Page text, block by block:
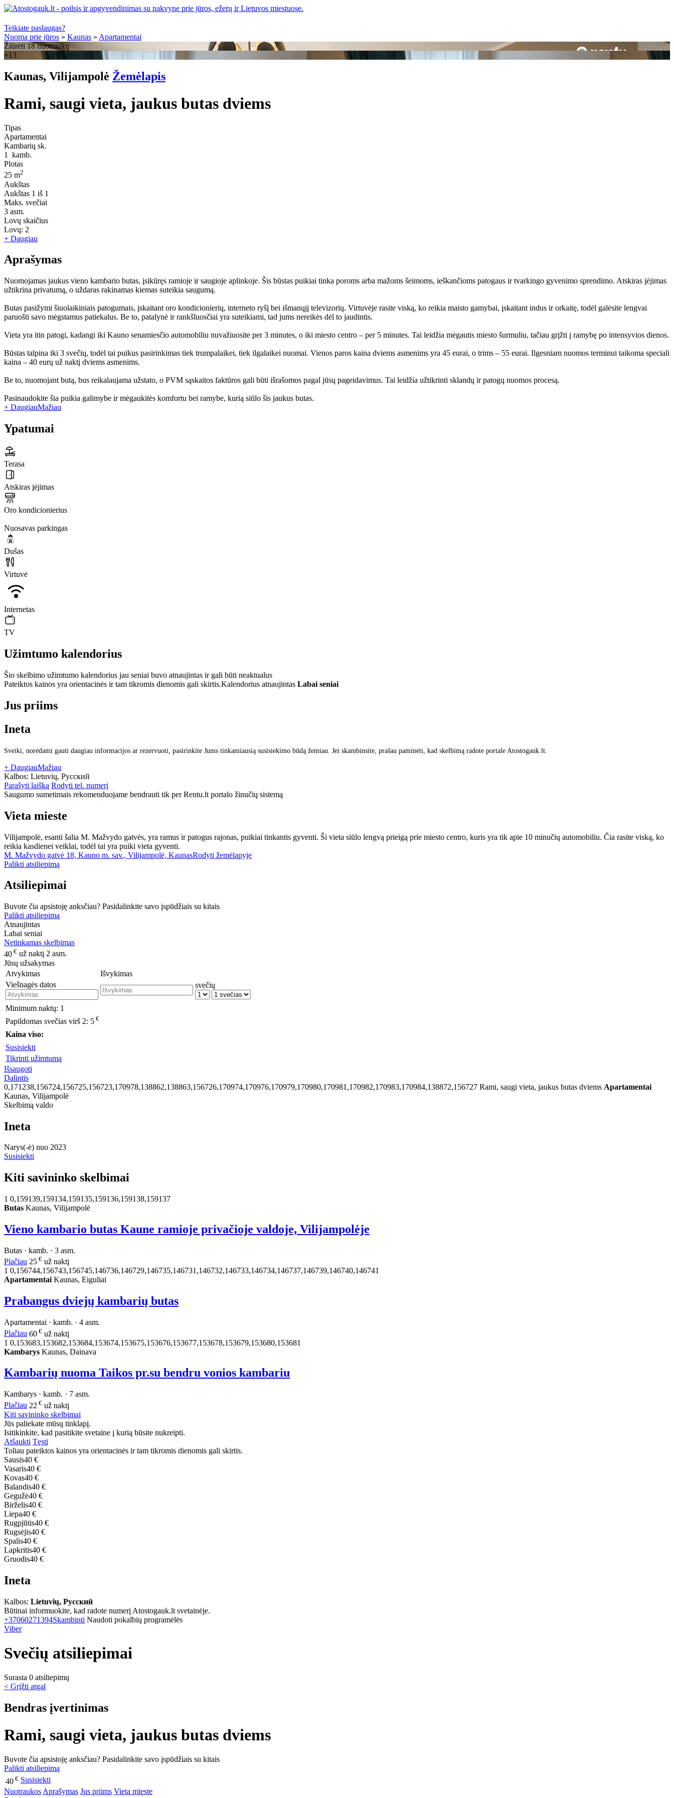
Teikiate paslaugas?
Nuoma prie jūros » Kaunas » Apartamentai
Žiūrėti 18 nuotraukų
+13
Kaunas, Vilijampolė Žemėlapis
Rami, saugi vieta, jaukus butas dviems
Tipas
Apartamentai
Kambarių sk.
1
kamb.
Plotas
25 m2
Aukštas
Aukštas 1 iš 1
Maks. svečiai
3 asm.
Lovų skaičius
Lovų: 2
+ Daugiau
Aprašymas
Nuomojamas jaukus vieno kambario butas, įsikūręs ramioje ir saugioje aplinkoje. Šis būstas puikiai tinka poroms arba mažoms šeimoms, ieškančioms patogaus ir tvarkingo gyvenimo sprendimo. Atskiras įėjimas
užtikrina privatumą, o uždaras rakinamas kiemas suteikia saugumą.
Butas pasižymi šiuolaikiniais patogumais, įskaitant oro kondicionierių, interneto ryšį bei išmanųjį televizorių. Virtuvėje rasite viską, ko reikia maisto gamybai, įskaitant indus ir orkaitę, todėl galėsite lengvai
paruošti savo mėgstamus patiekalus. Be to, patalynė ir rankšluosčiai yra suteikiami, tad jums nereikės dėl to jaudintis.
Vieta yra itin patogi, kadangi iki Kauno senamiesčio automobiliu nuvažiuosite per 3 minutes, o iki miesto centro – per 5 minutes. Tai leidžia mėgautis miesto šurmuliu, tačiau grįžti į ramybę po intensyvios dienos.
Būstas talpina iki 3 svečių, todėl tai puikus pasirinkimas tiek trumpalaikei, tiek ilgalaikei nuomai. Vienos paros kaina dviems asmenims yra 45 eurai, o trims – 55 eurai. Ilgesniam nuomos terminui taikoma speciali
kaina – 40 eurų už naktį dviems asmenims.
Be to, nuomojant butą, bus reikalaujama užstato, o PVM sąskaitos faktūros gali būti išrašomos pagal jūsų pageidavimus. Tai leidžia užtikrinti sklandų ir patogų nuomos procesą.
Pasinaudokite šia puikia galimybe ir mėgaukitės komfortu bei ramybe, kurią siūlo šis jaukus butas.
+ DaugiauMažiau
Ypatumai
Terasa
Atskiras įėjimas
Oro kondicionierius
Nuosavas parkingas
Dušas
Virtuvė
Internetas
TV
Užimtumo kalendorius
Šio skelbimo užimtumo kalendorius jau seniai buvo atnaujintas ir gali būti neaktualus
Pateiktos kainos yra orientacinės ir tam tikromis dienomis gali skirtis.Kalendorius atnaujintas Labai seniai
Jus priims
Ineta
Sveiki, norėdami gauti daugiau informacijos ar rezervuoti, pasirinkite Jums tinkamiausią susisiekimo būdą žemiau. Jei skambinsite, prašau paminėti, kad skelbimą radote portale Atostogauk.lt.
+ DaugiauMažiau
Kalbos: Lietuvių, Русский
Parašyti laišką Rodyti tel. numerį
Saugumo sumetimais rekomenduojame bendrauti tik per Rentu.lt portalo žinučių sistemą
Vieta mieste
Vilijampolė, esanti šalia M. Mažvydo gatvės, yra ramus ir patogus rajonas, puikiai tinkantis gyventi. Ši vieta siūlo lengvą prieigą prie miesto centro, kuris yra tik apie 10 minučių automobiliu. Čia rasite viską, ko
reikia kasdienei veiklai, todėl tai yra puiki vieta gyventi.
M. Mažvydo gatvė 18, Kauno m. sav., Vilijampolė, KaunasRodyti žemėlapyje
Palikti atsiliepimą
Atsiliepimai
Buvote čia apsistoję anksčiau? Pasidalinkite savo įspūdžiais su kitais
Palikti atsiliepimą
Atnaujintas
Labai seniai
Netinkamas skelbimas
40 € už naktį 2 asm.
Jūsų užsakymas
Atvykimas
Išvykimas
Viešnagės datos
svečių
Minimum naktų: 1
Papildomas svečias virš 2: 5 €
Kaina viso:
Susisiekti
Tikrinti užimtumą
Išsaugoti
Dalintis
0,171238,156724,156725,156723,170978,138862,138863,156726,170974,170976,170979,170980,170981,170982,170983,170984,138872,156727 Rami, saugi vieta, jaukus butas dviems Apartamentai
Kaunas, Vilijampolė
Skelbimą valdo
Ineta
Narys(-ė) nuo 2023
Susisiekti
Kiti savininko skelbimai
1 0,159139,159134,159135,159136,159138,159137
Butas Kaunas, Vilijampolė
Vieno kambario butas Kaune ramioje privačioje valdoje, Vilijampolėje
Butas · kamb. · 3 asm.
Plačiau 25 € už naktį
1 0,156744,156743,156745,146736,146729,146735,146731,146732,146733,146734,146737,146739,146740,146741
ApartamentaiKaunas, Eiguliai
Prabangus dviejų kambarių butas
Apartamentai · kamb. · 4 asm.
Plačiau 60 € už naktį
1 0,153683,153682,153684,153674,153675,153676,153677,153678,153679,153680,153681
Kambarys Kaunas, Dainava
Kambarių nuoma Taikos pr.su bendru vonios kambariu
Kambarys · kamb. · 7 asm.
Plačiau 22 € už naktį
Kiti savininko skelbimai
Jūs paliekate mūsų tinklapį.
Isitikinkite, kad pasitikite svetaine į kurią būsite nukreipti.
Atšaukti Tęsti
Toliau pateiktos kainos yra orientacinės ir tam tikromis dienomis gali skirtis.
Sausis40 €
Vasaris40 €
Kovas40 €
Balandis40 €
Gegužė40 €
Birželis40 €
Liepa40 €
Rugpjūtis40 €
Rugsėjis40 €
Spalis40 €
Lapkritis40 €
Gruodis40 €
Ineta
Kalbos: Lietuvių, Русский
Būtinai informuokite, kad radote numerį Atostogauk.lt svetainėje.
+37060271394Skambinti Naudoti pokalbių programėlės
Viber
Svečių atsiliepimai
Surasta 0 atsiliepimų
< Grįžti atgal
Bendras įvertinimas
Rami, saugi vieta, jaukus butas dviems
Buvote čia apsistoję anksčiau? Pasidalinkite savo įspūdžiais su kitais
Palikti atsiliepimą
40 € Susisiekti
Nuotraukos Aprašymas Jus priims Vieta mieste